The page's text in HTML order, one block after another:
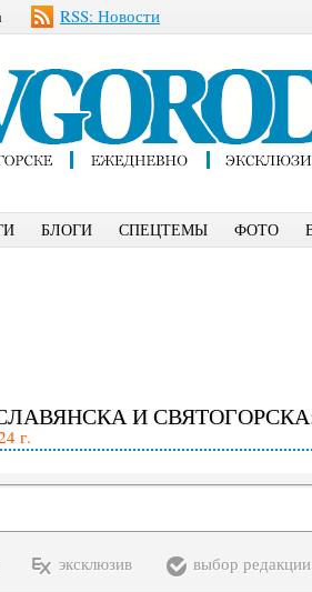
RSS: Новости
БЛОГИ СПЕЦТЕМЫ ФОТО
И
г.
эксклюзив выбор редакции